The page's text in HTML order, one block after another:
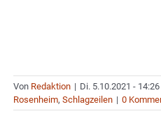
Von Redaktion | Di. 5.10.2021 - 14:26
Rosenheim, Schlagzeilen | 0